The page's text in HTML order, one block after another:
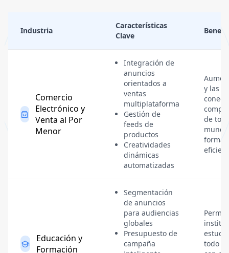
Industria
Características
Clave
Comercio
Electrónico y
Venta al Por
Menor
Integración de
anuncios
orientados a
ventas
multiplataforma
Gestión de
feeds de
productos
Creatividades
dinámicas
automatizadas
y las
de
forma
Educación y
Formación
Segmentación
de anuncios
para audiencias
globales
Presupuesto de
campaña
todo